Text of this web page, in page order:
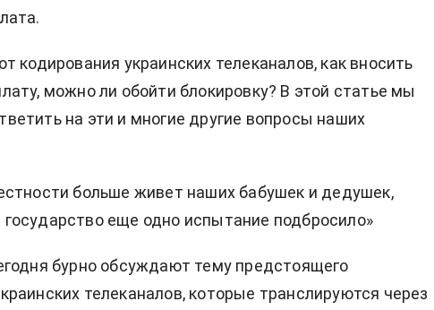
кодирования украинских телеканалов, как вносить
можно ли обойти блокировку? В этой статье мы
на эти и многие другие вопросы наших
больше живет наших бабушек и дедушек,
еще одно испытание подбросило»
бурно обсуждают тему предстоящего
телеканалов, которые транслируются через